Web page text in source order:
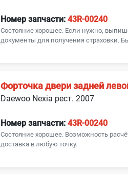
Номер запчасти: 43R-00240
Состояние хорошее. Если нужно,
документы для получения страховки.
Форточка двери задней
Daewoo Nexia рест. 2007
Номер запчасти: 43R-00240
Состояние хорошее. Возможность
доставка в любую точку.